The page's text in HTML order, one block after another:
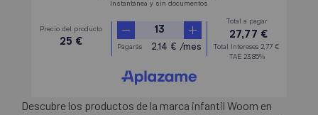
Descubre los productos de la marca infantil Woom en